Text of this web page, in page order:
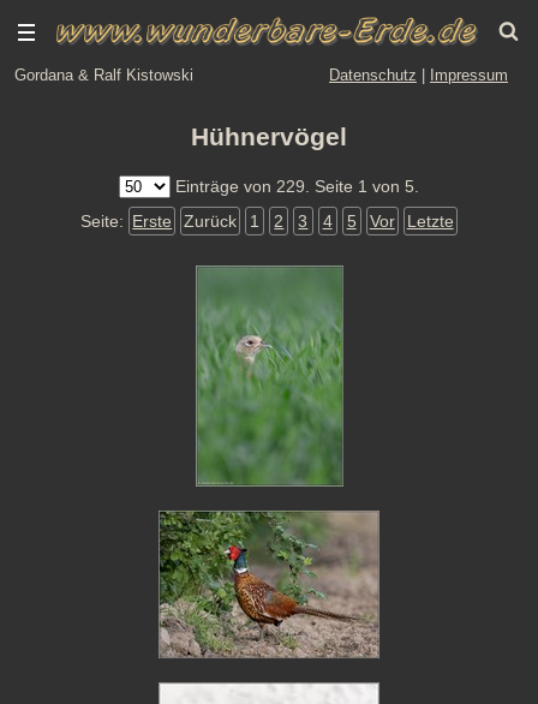
Gordana & Ralf Kistowski Datenschutz Impressum
Hühnervögel
Einträge von 229. Seite 1 von 5.
Seite: Erste Zurück 1 2 3 4 5 Vor Letzte